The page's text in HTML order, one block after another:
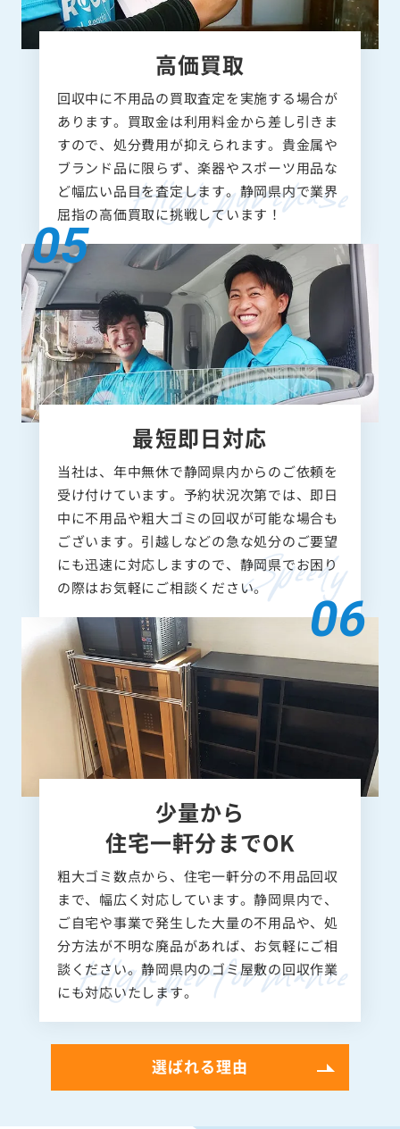
高価買取
回収中に不用品の買取査定を実施する場合が
あります。買取金は利用料金から差し引きま
すので、処分費用が抑えられます。貴金属や
ブランド品に限らず、楽器やスポーツ用品な
ど幅広い品目を査定します。静岡県内で業界
屈指の高価買取に挑戦しています！
最短即日対応
当社は、年中無休で静岡県内からのご依頼を
受け付けています。予約状況次第では、即日
中に不用品や粗大ゴミの回収が可能な場合も
ございます。引越しなどの急な処分のご要望
にも迅速に対応しますので、静岡県でお困り
の際はお気軽にご相談ください。
少量から
住宅一軒分までOK
粗大ゴミ数点から、住宅一軒分の不用品回収
まで、幅広く対応しています。静岡県内で、
ご自宅や事業で発生した大量の不用品や、処
分方法が不明な廃品があれば、お気軽にご相
談ください。静岡県内のゴミ屋敷の回収作業
にも対応いたします。
選ばれる理由